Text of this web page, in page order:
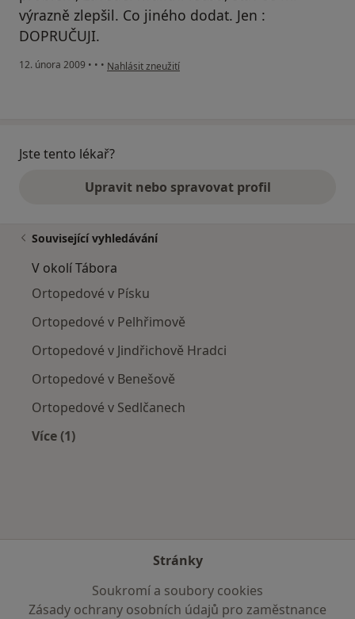
výrazně zlepšil. Co jiného dodat. Jen :
DOPRUČUJI.
12. února 2009 • • • podle názoru uživatele Petr
Nahlásit zneužití
Jste tento lékař?
Upravit nebo spravovat profil
Související vyhledávání
V okolí Tábora
Ortopedové v Písku
Ortopedové v Pelhřimově
Ortopedové v Jindřichově Hradci
Ortopedové v Benešově
Ortopedové v Sedlčanech
Více (1)
Stránky
Soukromí a soubory cookies
Zásady ochrany osobních údajů pro zaměstnance